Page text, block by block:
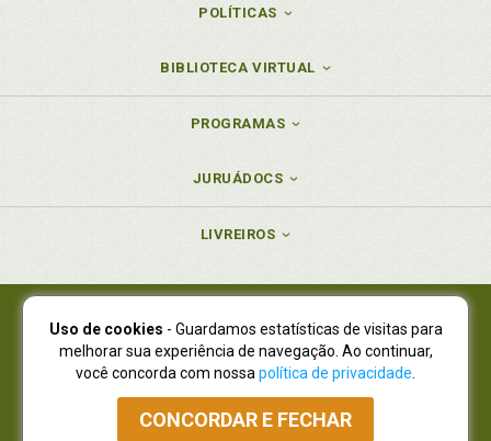
POLÍTICAS
BIBLIOTECA VIRTUAL
PROGRAMAS
JURUÁDOCS
LIVREIROS
Juruá Editora Ltda., CNPJ 77.535.508/0001-19
Juruá Informática Ltda., CNPJ 01.701.561/0001-80
NOVO ENDEREÇO:R. Flávio Dallegrave, 7665, São Lourenço |
Curitiba - Paraná - CEP 82210-310
Atendimento: (41) 4009-3900|Vendas Atacado: (41) 4009-3939
Uso de cookies - Guardamos estatísticas de visitas para
melhorar sua experiência de navegação. Ao continuar,
você concorda com nossa política de privacidade
CONCORDAR E FECHAR